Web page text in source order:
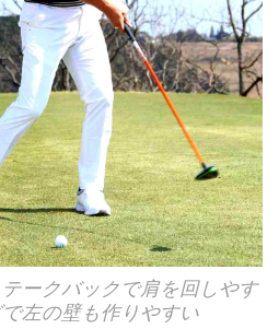
ークバックで肩を回しやす
左の壁も作りやすい